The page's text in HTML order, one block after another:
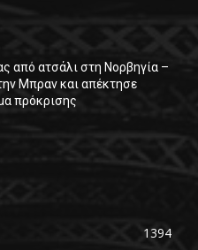
από ατσάλι στη Νορβηγία –
Μπραν και απέκτησε
πρόκρισης
1394